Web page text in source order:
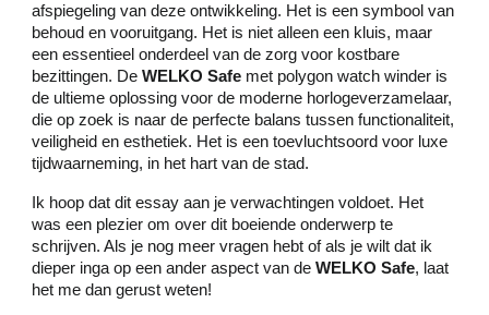
afspiegeling van deze ontwikkeling. Het is een symbool van
behoud en vooruitgang. Het is niet alleen een kluis, maar
een essentieel onderdeel van de zorg voor kostbare
bezittingen. DeWELKO Safe met polygon watch winder is
de ultieme oplossing voor de moderne horlogeverzamelaar,
die op zoek is naar de perfecte balans tussen functionaliteit,
veiligheid en esthetiek. Het is een toevluchtsoord voor luxe
tijdwaarneming, in het hart van de stad.
Ik hoop dat dit essay aan je verwachtingen voldoet. Het
was een plezier om over dit boeiende onderwerp te
schrijven. Als je nog meer vragen hebt of als je wilt dat ik
dieper inga op een ander aspect van deWELKO Safe, laat
het me dan gerust weten!